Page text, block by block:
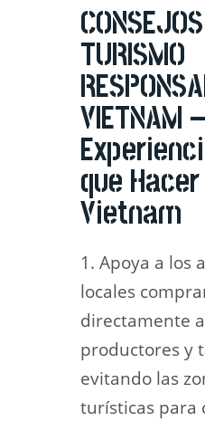
TURISMO
VIETNAM –
que
Vietnam
Apoya a los
locales
directamente
productores y
evitando las
turísticas para